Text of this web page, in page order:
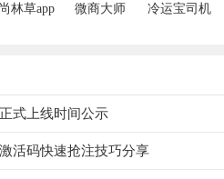
林草app 微商大师
冷运宝司机
式上线时间公示
活码快速抢注技巧分享